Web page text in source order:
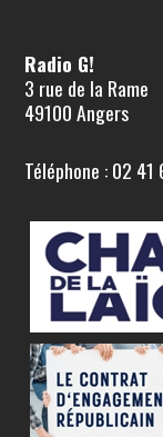
Radio G!
3 rue de la Rame
49100 Angers
Téléphone : 02 41